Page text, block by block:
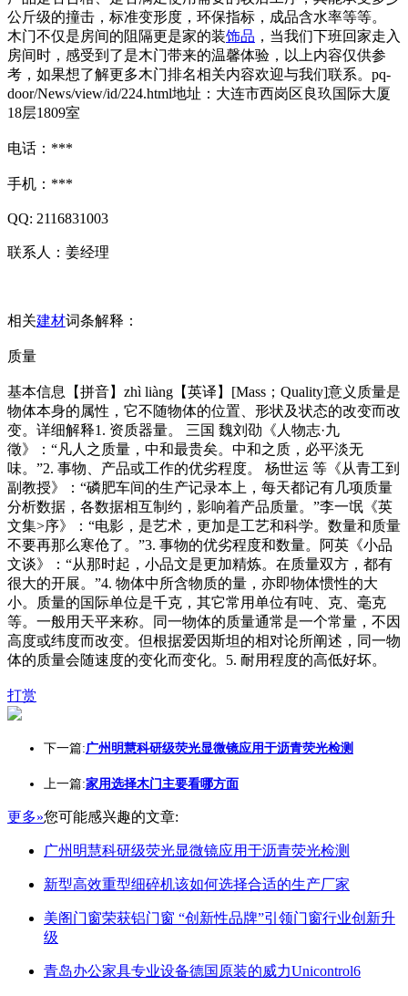
公斤级的撞击，标准变形度，环保指标，成品含水率等等。
木门不仅是房间的阻隔更是家的装饰品 ，当我们下班回家走入
房间时，感受到了是木门带来的温馨体验，以上内容仅供参
考，如果想了解更多木门排名相关内容欢迎与我们联系。pq-
door/News/view/id/224.html地址：大连市西岗区良玖国际大厦
18层1809室
电话：***
手机：***
QQ: 2116831003
联系人：姜经理
相关建材词条解释：
质量
基本信息【拼音】zhì liàng【英译】[Mass；Quality]意义质量是
物体本身的属性，它不随物体的位置、形状及状态的改变而改
变。详细解释1. 资质器量。 三国 魏刘劭《人物志·九
徵》：“凡人之质量，中和最贵矣。中和之质，必平淡无
味。”2. 事物、产品或工作的优劣程度。 杨世运 等《从青工到
副教授》：“磷肥车间的生产记录本上，每天都记有几项质量
分析数据，各数据相互制约，影响着产品质量。”李一氓《英
文集>序》：“电影，是艺术，更加是工艺和科学。数量和质量
不要再那么寒伧了。”3. 事物的优劣程度和数量。阿英《小品
文谈》：“从那时起，小品文是更加精炼。在质量双方，都有
很大的开展。”4. 物体中所含物质的量，亦即物体惯性的大
小。质量的国际单位是千克，其它常用单位有吨、克、毫克
等。一般用天平来称。同一物体的质量通常是一个常量，不因
高度或纬度而改变。但根据爱因斯坦的相对论所阐述，同一物
体的质量会随速度的变化而变化。5. 耐用程度的高低好坏。
打赏
下一篇:广州明慧科研级荧光显微镜应用于沥青荧光检测
上一篇:家用选择木门主要看哪方面
更多»您可能感兴趣的文章:
广州明慧科研级荧光显微镜应用于沥青荧光检测
新型高效重型细碎机该如何选择合适的生产厂家
美阁门窗荣获铝门窗 “创新性品牌”引领门窗行业创新升
级
青岛办公家具专业设备德国原装的威力Unicontrol6